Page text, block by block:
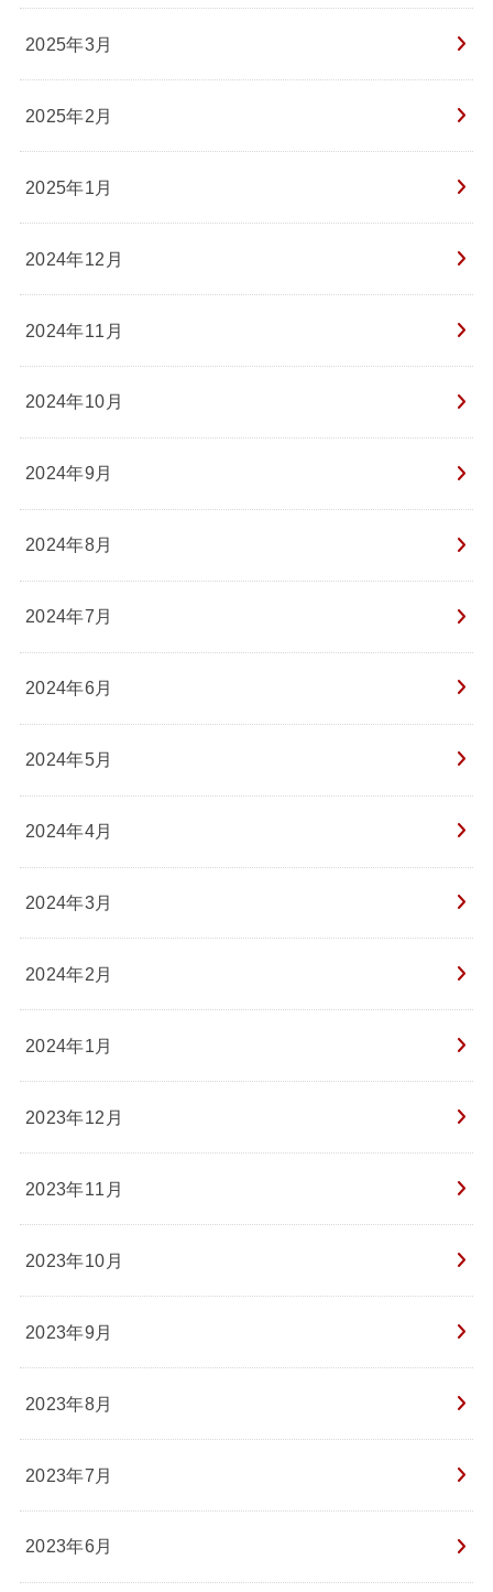
2025年3月
2025年2月
2025年1月
2024年12月
2024年11月
2024年10月
2024年9月
2024年8月
2024年7月
2024年6月
2024年5月
2024年4月
2024年3月
2024年2月
2024年1月
2023年12月
2023年11月
2023年10月
2023年9月
2023年8月
2023年7月
2023年6月